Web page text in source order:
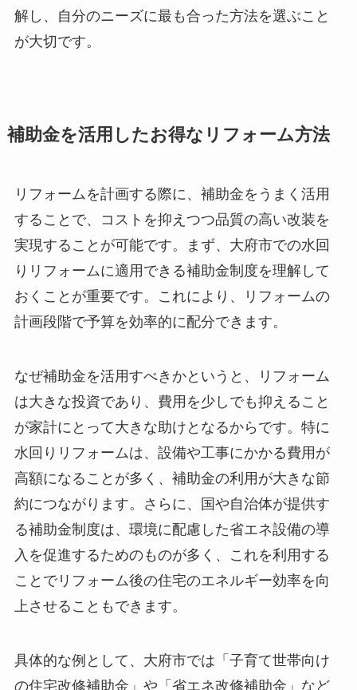
解し、自分のニーズに最も合った方法を選ぶこと
が大切です。
補助金を活用したお得なリフォーム方法
リフォームを計画する際に、補助金をうまく活用
することで、コストを抑えつつ品質の高い改装を
実現することが可能です。まず、大府市での水回
りリフォームに適用できる補助金制度を理解して
おくことが重要です。これにより、リフォームの
計画段階で予算を効率的に配分できます。
なぜ補助金を活用すべきかというと、リフォーム
は大きな投資であり、費用を少しでも抑えること
が家計にとって大きな助けとなるからです。特に
水回りリフォームは、設備や工事にかかる費用が
高額になることが多く、補助金の利用が大きな節
約につながります。さらに、国や自治体が提供す
る補助金制度は、環境に配慮した省エネ設備の導
入を促進するためのものが多く、これを利用する
ことでリフォーム後の住宅のエネルギー効率を向
上させることもできます。
具体的な例として、大府市では「子育て世帯向け
の住宅改修補助金」や「省エネ改修補助金」など